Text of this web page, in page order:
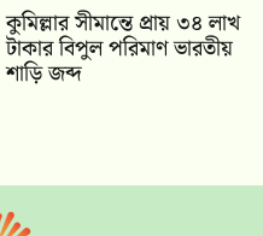
কুমিল্লার সীমান্তে প্রায় ৩৪ লাখ
টাকার বিপুল পরিমাণ ভারতীয়
শাড়ি জব্দ